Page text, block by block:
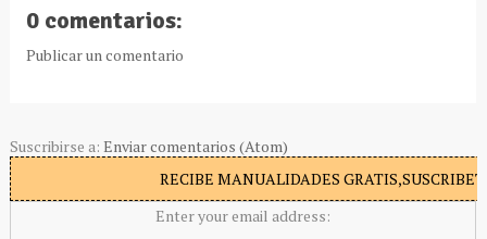
0 comentarios:
Publicar un comentario
Suscribirse a: Enviar comentarios (Atom)
RECIBE MANUALIDADES
Enter your email address: